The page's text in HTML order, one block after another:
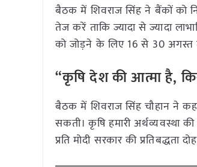
बैठक में शिवराज सिंह ने बैंकों को
तेज करें ताकि ज्यादा से ज्यादा
को जोड़ने के लिए 16 से 30 अगस्त
“कृषि देश की आत्मा है,
बैठक में शिवराज सिंह चौहान ने
सकती। कृषि हमारी अर्थव्यवस्था
प्रति मोदी सरकार की प्रतिबद्धता